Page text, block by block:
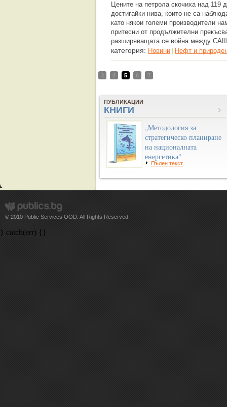
Цените на петрола скочиха над 119
достигайки нива, които не са
като някои големи производители
притесни от продължителни
разширяващата се война между
категория: Новини | Нефт и
3 4 5 6 7
ПУБЛИКАЦИИ
КНИГИ
„Методология за
стратегическо планиране
на националната
енергетика"
Пълен текст
© 2010 Public Services OOD. All Rights Reserved.
} catch(err) {}